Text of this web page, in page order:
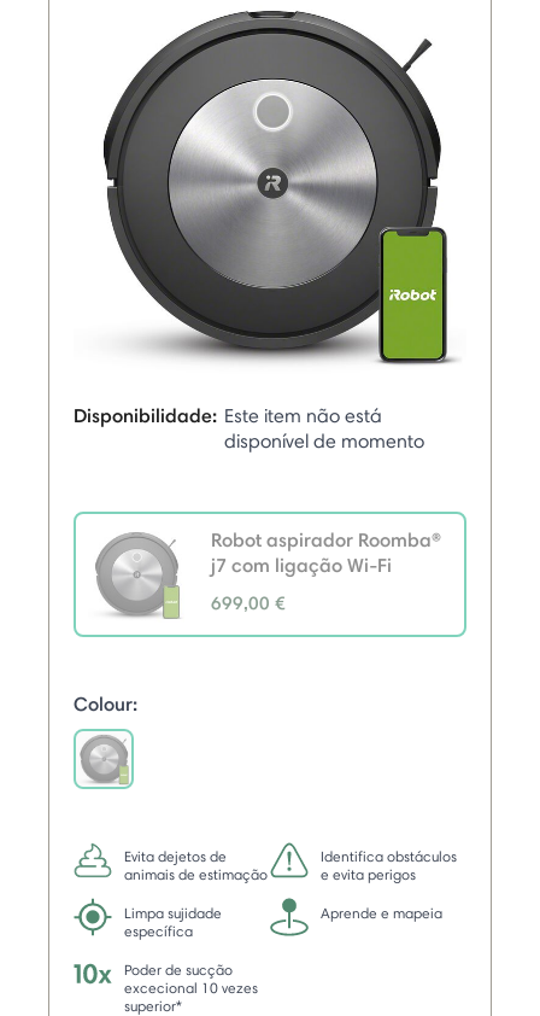
Disponibilidade: Este item não está
disponível de momento
Robot aspirador Roomba®
j7 com ligação Wi-Fi
699,00 €
selected
Colour:
Evita dejetos de
animais de estimação
Identifica obstáculos
e evita perigos
Limpa sujidade
específica
Aprende e mapeia
Poder de sucção
excecional 10 vezes
superior*